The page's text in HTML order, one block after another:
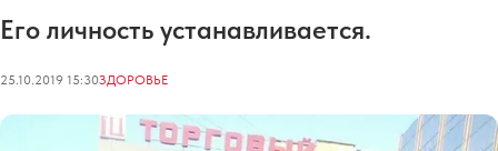
Его личность устанавливается.
25.10.2019 15:30ЗДОРОВЬЕ